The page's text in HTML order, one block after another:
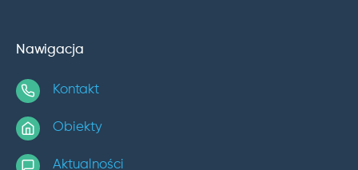
Nawigacja
Kontakt
Obiekty
Aktualności